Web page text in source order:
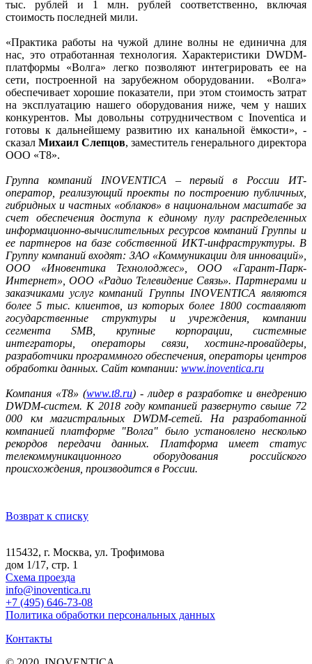
тыс. рублей и 1 млн. рублей соответственно, включая
стоимость последней мили.
«Практика работы на чужой длине волны не единична для
нас, это отработанная технология. Характеристики DWDM-
платформы «Волга» легко позволяют интегрировать ее на
сети, построенной на зарубежном оборудовании. «Волга»
обеспечивает хорошие показатели, при этом стоимость затрат
на эксплуатацию нашего оборудования ниже, чем у наших
конкурентов. Мы довольны сотрудничеством с Inoventica и
готовы к дальнейшему развитию их канальной ёмкости», -
сказал Михаил Слепцов, заместитель генерального директора
ООО «Т8».
Группа компаний INOVENTICA – первый в России ИТ-
оператор, реализующий проекты по построению публичных,
гибридных и частных «облаков» в национальном масштабе за
счет обеспечения доступа к единому пулу распределенных
информационно-вычислительных ресурсов компаний Группы и
ее партнеров на базе собственной ИКТ-инфраструктуры. В
Группу компаний входят: ЗАО «Коммуникации для инноваций»,
ООО «Иновентика Технолоджес», ООО «Гарант-Парк-
Интернет», ООО «Радио Телевидение Связь». Партнерами и
заказчиками услуг компаний Группы INOVENTICA являются
более 5 тыс. клиентов, из которых более 1800 составляют
государственные структуры и учреждения, компании
сегмента SMB, крупные корпорации, системные
интеграторы, операторы связи, хостинг-провайдеры,
разработчики программного обеспечения, операторы центров
обработки данных. Сайт компании: www.inoventica.ru
Компания «Т8» (www.t8.ru) - лидер в разработке и внедрению
DWDM-систем. К 2018 году компанией развернуто свыше 72
000 км магистральных DWDM-сетей. Наразработанной
компанией платформе "Волга" было установлено несколько
рекордов передачи данных. Платформа имеет статус
телекоммуникационного оборудования российского
происхождения, производится в России.
Возврат к списку
115432, г. Москва, ул. Трофимова
дом 1/17, стр. 1
Схема проезда
info@inoventica.ru
+7 (495) 646-73-08
Политика обработки персональных данных
Контакты